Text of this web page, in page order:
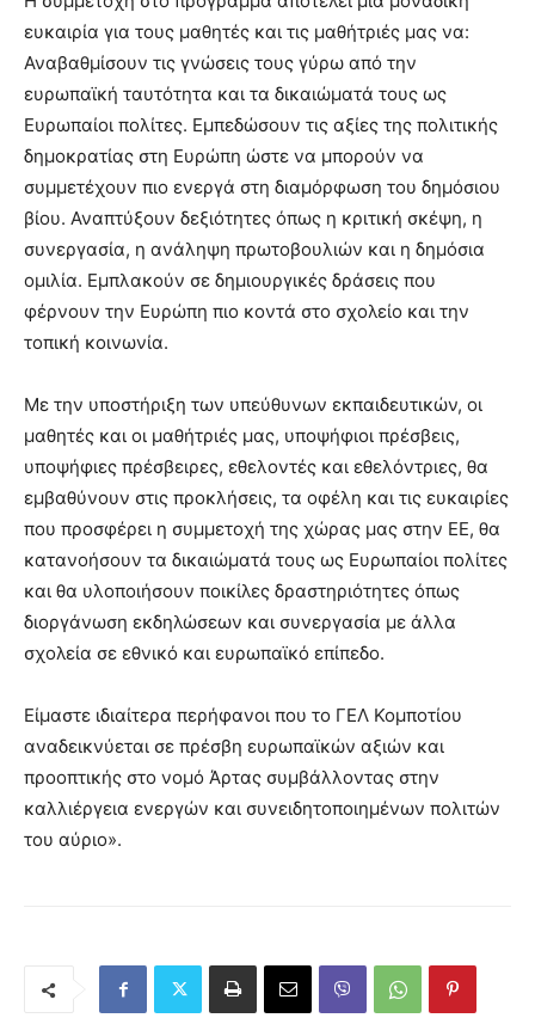
ευκαιρία για τους μαθητές και τις μαθήτριές μας να:
Αναβαθμίσουν τις γνώσεις τους γύρω από την
ευρωπαϊκή ταυτότητα και τα δικαιώματά τους ως
Ευρωπαίοι πολίτες. Εμπεδώσουν τις αξίες της πολιτικής
δημοκρατίας στη Ευρώπη ώστε να μπορούν να
συμμετέχουν πιο ενεργά στη διαμόρφωση του δημόσιου
βίου. Αναπτύξουν δεξιότητες όπως η κριτική σκέψη, η
συνεργασία, η ανάληψη πρωτοβουλιών και η δημόσια
ομιλία. Εμπλακούν σε δημιουργικές δράσεις που
φέρνουν την Ευρώπη πιο κοντά στο σχολείο και την
τοπική κοινωνία.
Με την υποστήριξη των υπεύθυνων εκπαιδευτικών, οι
μαθητές και οι μαθήτριές μας, υποψήφιοι πρέσβεις,
υποψήφιες πρέσβειρες, εθελοντές και εθελόντριες, θα
εμβαθύνουν στις προκλήσεις, τα οφέλη και τις ευκαιρίες
που προσφέρει η συμμετοχή της χώρας μας στην ΕΕ, θα
κατανοήσουν τα δικαιώματά τους ως Ευρωπαίοι πολίτες
και θα υλοποιήσουν ποικίλες δραστηριότητες όπως
διοργάνωση εκδηλώσεων και συνεργασία με άλλα
σχολεία σε εθνικό και ευρωπαϊκό επίπεδο.
Είμαστε ιδιαίτερα περήφανοι που το ΓΕΛ Κομποτίου
αναδεικνύεται σε πρέσβη ευρωπαϊκών αξιών και
προοπτικής στο νομό Άρτας συμβάλλοντας στην
καλλιέργεια ενεργών και συνειδητοποιημένων πολιτών
του αύριο».